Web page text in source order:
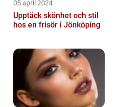
05 april 2024
Upptäck skönhet och stil
hos en frisör i Jönköping